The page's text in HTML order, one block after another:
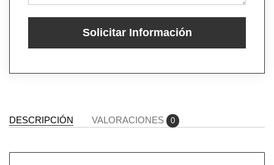
Solicitar Información
DESCRIPCIÓN VALORACIONES 0